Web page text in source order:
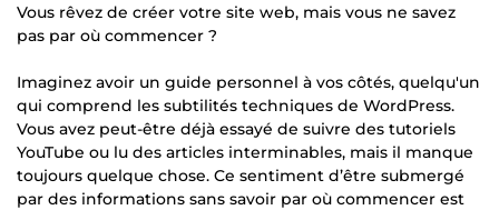
Vous rêvez de créer votre site web, mais vous ne savez
pas par où commencer ?
Imaginez avoir un guide personnel à vos côtés, quelqu'un
qui comprend les subtilités techniques de WordPress.
Vous avez peut-être déjà essayé de suivre des tutoriels
YouTube ou lu des articles interminables, mais il manque
toujours quelque chose. Ce sentiment d’être submergé
par des informations sans savoir par où commencer est